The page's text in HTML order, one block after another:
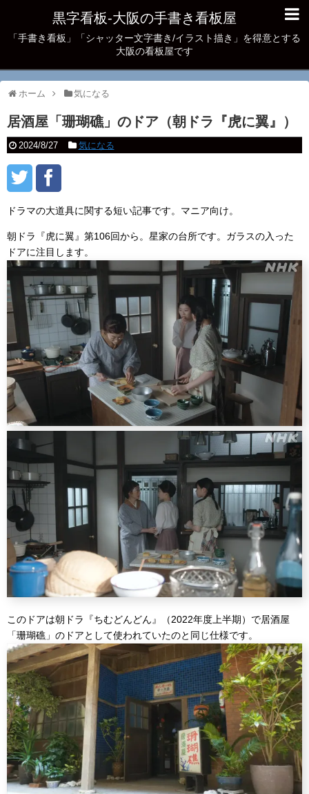
黒字看板‐大阪の手書き看板屋
「手書き看板」「シャッター文字書き/イラスト描き」を得意とする
大阪の看板屋です
ホーム 気になる
居酒屋「珊瑚礁」のドア（朝ドラ『虎に翼』）
2024/8/27 気になる
ドラマの大道具に関する短い記事です。マニア向け。
朝ドラ『虎に翼』第106回から。星家の台所です。ガラスの入った
ドアに注目します。
このドアは朝ドラ『ちむどんどん』（2022年度上半期）で居酒屋
「珊瑚礁」のドアとして使われていたのと同じ仕様です。